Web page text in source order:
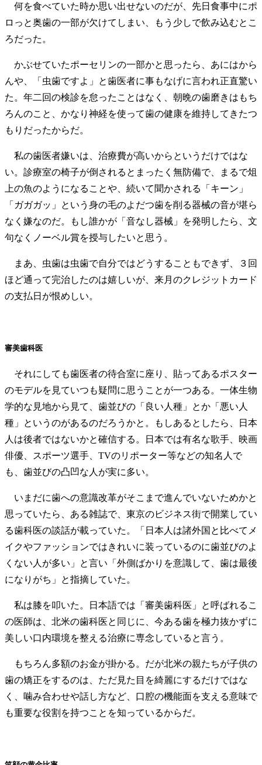
何を食べていた時か思い出せないのだが、先日食事中にポ
ロっと奥歯の一部が欠けてしまい、もう少しで飲み込むとこ
ろだった。
かぶせていたポーセリンの一部かと思ったら、あにはから
んや、「虫歯ですよ」と歯医者に事もなげに言われ正直驚い
た。年二回の検診を怠ったことはなく、朝晩の歯磨きはもち
ろんのこと、かなり神経を使って歯の健康を維持してきたつ
もりだったからだ。
私の歯医者嫌いは、治療費が高いからというだけではな
い。診療室の椅子が倒されるとまったく無防備で、まるで俎
上の魚のようになることや、続いて聞かされる「キーン」
「ガガガッ」という身の毛のよだつ歯を削る器械の音が堪ら
なく嫌なのだ。もし誰かが「音なし器械」を発明したら、文
句なくノーベル賞を授与したいと思う。
まあ、虫歯は虫歯で自分ではどうすることもできず、３回
ほど通って完治したのは嬉しいが、来月のクレジットカード
の支払日が恨めしい。
審美歯科医
それにしても歯医者の待合室に座り、貼ってあるポスター
のモデルを見ていつも疑問に思うことが一つある。一体生物
学的な見地から見て、歯並びの「良い人種」とか「悪い人
種」というのがあるのだろうかと。もしあるとしたら、日本
人は後者ではないかと確信する。日本では有名な歌手、映画
俳優、スポーツ選手、TVのリポーター等などの知名人で
も、歯並びの凸凹な人が実に多い。
いまだに歯への意識改革がそこまで進んでいないためかと
思っていたら、ある雑誌で、東京のビジネス街で開業してい
る歯科医の談話が載っていた。「日本人は諸外国と比べてメ
イクやファッションではきれいに装っているのに歯並びのよ
くない人が多い」と言い「外側ばかりを意識して、歯は最後
になりがち」と指摘していた。
私は膝を叩いた。日本語では「審美歯科医」と呼ばれるこ
の医師は、北米の歯科医と同じに、今ある歯を極力抜かずに
美しい口内環境を整える治療に専念していると言う。
もちろん多額のお金が掛かる。だが北米の親たちが子供の
歯の矯正をするのは、ただ見た目を綺麗にするだけではな
く、噛み合わせや話し方など、口腔の機能面を支える意味で
も重要な役割を持つことを知っているからだ。